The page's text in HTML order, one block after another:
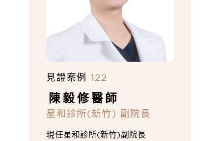
見證案例 122
陳毅修醫師
星和診所(新竹) 副院長
現任星和診所(新竹)副院長